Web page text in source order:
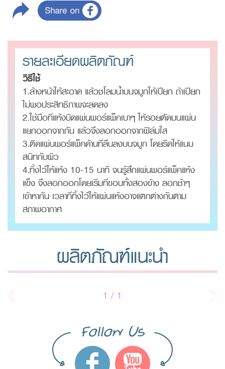
รายละเอียดผลิตภัณฑ์
วิธีใช้
1.ล้างหน้าให้สะอาด แล้วชโลมน้ำบนจมูกให้เปียก ถ้าเปียก
ไม่พอประสิทธิภาพจะลดลง
2.ใช้มือที่แห้งบิดแผ่นพอร์แพ็คเบาๆ ให้รอยตัดบนแผ่น
แยกออกจากกัน แล้วจึงลอกออกจากฟิล์มใส
3.ติดแผ่นพอร์แพ็คด้านที่ลื่นลงบนจมูก โดยรีดให้แนบ
สนิทกับผิว
4.ทิ้งไว้ให้แห้ง 10-15 นาที จนรู้สึกแผ่นพอร์แพ็คแห้ง
แข็ง จึงลอกออกโดยเริ่มที่ขอบทั้งสองข้าง ลอกช้าๆ
เข้าหากัน เวลาที่ทิ้งไว้ให้แผ่นแห้งอาจแตกต่างกันตาม
สภาพอากาศ
ผลิตภัณฑ์แนะนำ
1 / 1